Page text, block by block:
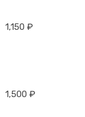
1,150 ₽
1,500 ₽